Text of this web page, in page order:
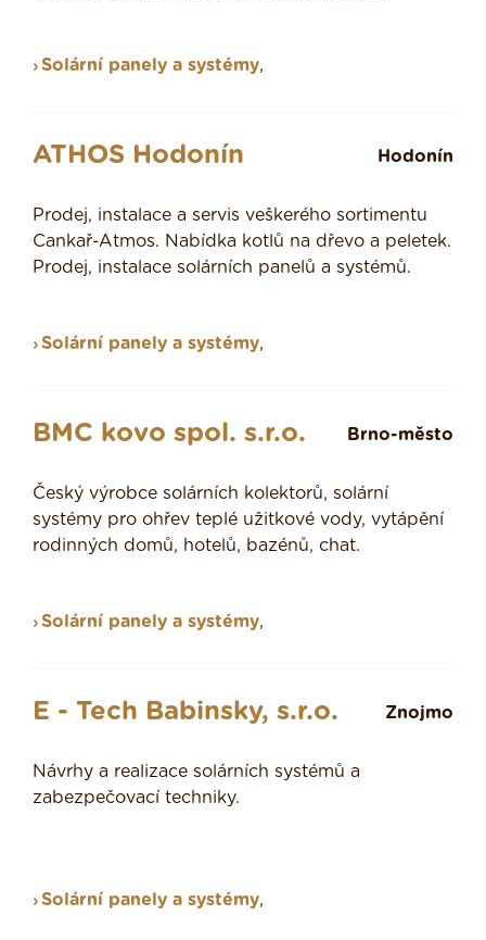
Solární panely a systémy,
ATHOS Hodonín Hodonín
Prodej, instalace a servis veškerého sortimentu
Cankař-Atmos. Nabídka kotlů na dřevo a peletek.
Prodej, instalace solárních panelů a systémů.
Solární panely a systémy,
BMC kovo spol. s.r.o. Brno-město
Český výrobce solárních kolektorů, solární
systémy pro ohřev teplé užitkové vody, vytápění
rodinných domů, hotelů, bazénů, chat.
Solární panely a systémy,
E - Tech Babinsky, s.r.o. Znojmo
Návrhy a realizace solárních systémů a
zabezpečovací techniky.
Solární panely a systémy,